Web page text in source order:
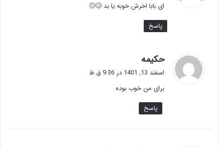
:
ای بابا اخرش خوبه یا بد 🥴😐
پاسخ
حکیمه
:
اسفند 13, 1401 در 9:36 ق.ظ
برای من خوب بوده
پاسخ